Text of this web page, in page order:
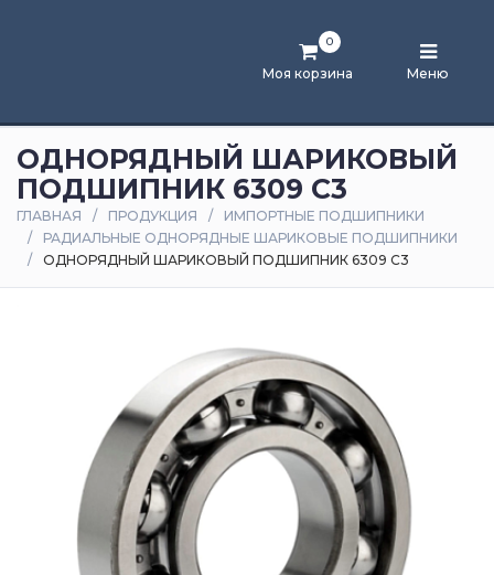
Моя корзина
0
Меню
и
статьи
Оплата
доставка
ОДНОРЯДНЫЙ ШАРИКОВЫЙ
ПОДШИПНИК 6309 C3
ГЛАВНАЯ ПРОДУКЦИЯ
ИМПОРТНЫЕ ПОДШИПНИКИ
РАДИАЛЬНЫЕ ОДНОРЯДНЫЕ ШАРИКОВЫЕ ПОДШИПНИКИ
ОДНОРЯДНЫЙ ШАРИКОВЫЙ ПОДШИПНИК 6309 C3